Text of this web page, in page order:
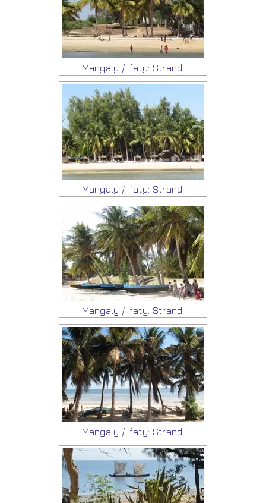
Mangaly / Ifaty: Strand
Mangaly / Ifaty: Strand
Mangaly / Ifaty: Strand
Mangaly / Ifaty: Strand